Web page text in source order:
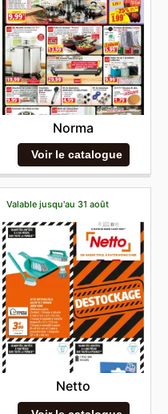
Norma
Voir le catalogue
Valable jusqu'au 31 août
Netto